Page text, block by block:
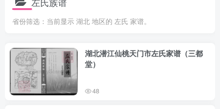
省份筛选：当前显示 湖北 地区的 左氏 家谱。
湖北潜江仙桃天门市左氏家谱（三都
堂）
48